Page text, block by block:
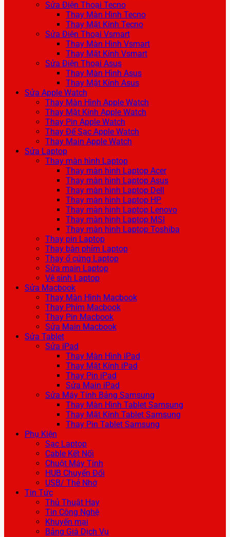
Sửa Điện Thoại Tecno
Thay Màn Hình Tecno
Thay Mặt Kính Tecno
Sửa Điện Thoại Vsmart
Thay Màn Hình Vsmart
Thay Mặt Kính Vsmart
Sửa Điện Thoại Asus
Thay Màn Hình Asus
Thay Mặt Kính Asus
Sửa Apple Watch
Thay Màn Hình Apple Watch
Thay Mặt Kính Apple Watch
Thay Pin Apple Watch
Thay Đế Sạc Apple Watch
Thay Main Apple Watch
Sửa Laptop
Thay màn hình Laptop
Thay màn hình Laptop Acer
Thay màn hình Laptop Asus
Thay màn hình Laptop Dell
Thay màn hình Laptop HP
Thay màn hình Laptop Lenovo
Thay màn hình Laptop MSI
Thay màn hình Laptop Toshiba
Thay pin Laptop
Thay bàn phím Laptop
Thay ổ cứng Laptop
Sửa main Laptop
Vệ sinh Laptop
Sửa Macbook
Thay Màn Hình Macbook
Thay Phím Macbook
Thay Pin Macbook
Sửa Main Macbook
Sửa Tablet
Sửa iPad
Thay Màn Hình iPad
Thay Mặt Kính iPad
Thay Pin iPad
Sửa Main iPad
Sửa Máy Tính Bảng Samsung
Thay Màn Hình Tablet Samsung
Thay Mặt Kính Tablet Samsung
Thay Pin Tablet Samsung
Phụ Kiện
Sạc Laptop
Cable Kết Nối
Chuột Máy Tính
HUB Chuyển Đổi
USB/ Thẻ Nhớ
Tin Tức
Thủ Thuật Hay
Tin Công Nghệ
Khuyến mại
Bảng Giá Dịch Vụ